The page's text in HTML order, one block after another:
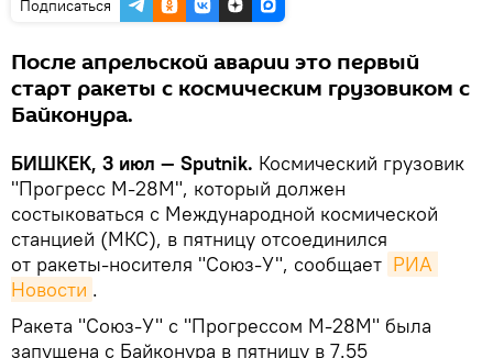
Подписаться
После апрельской аварии это первый
старт ракеты с космическим грузовиком с
Байконура.
БИШКЕК, 3 июл — Sputnik. Космический грузовик
"Прогресс М-28М", который должен
состыковаться с Международной космической
станцией (МКС), в пятницу отсоединился
от ракеты-носителя "Союз-У", сообщает РИА
Новости .
Ракета "Союз-У" с "Прогрессом М-28М" была
запущена с Байконура в пятницу в 7.55